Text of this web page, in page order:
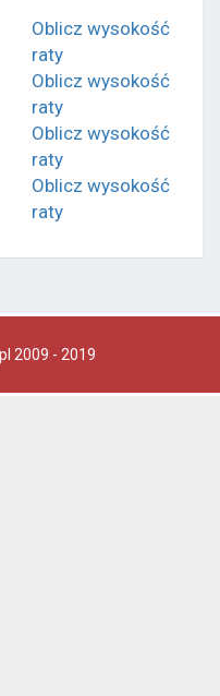
Oblicz wysokość
raty
Oblicz wysokość
raty
Oblicz wysokość
raty
Oblicz wysokość
raty
2009 - 2019